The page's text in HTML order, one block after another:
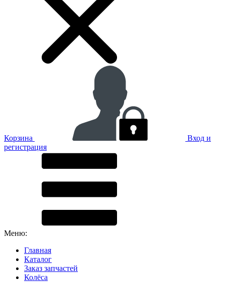
Корзина
Вход и
регистрация
Меню:
Главная
Каталог
Заказ запчастей
Колёса